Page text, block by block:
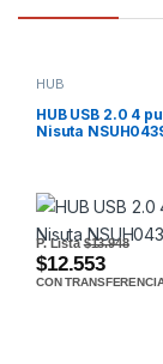
HUB
HUB USB 2.0 4
Nisuta
P. Lista$13.948
$12.553
CON